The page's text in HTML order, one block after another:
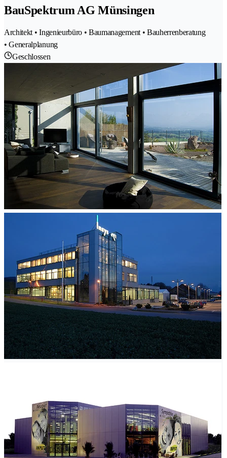
BauSpektrum AG Münsingen
Architekt • Ingenieurbüro • Baumanagement • Bauherrenberatung
• Generalplanung
Geschlossen